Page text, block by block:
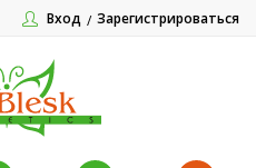
Вход Зарегистрироваться